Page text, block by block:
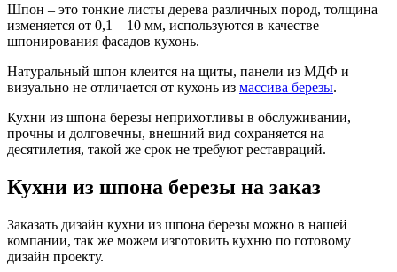
Шпон – это тонкие листы дерева различных пород, толщина
изменяется от 0,1 – 10 мм, используются в качестве
шпонирования фасадов кухонь.
Натуральный шпон клеится на щиты, панели из МДФ и
визуально не отличается от кухонь из массива березы.
Кухни из шпона березы неприхотливы в обслуживании,
прочны и долговечны, внешний вид сохраняется на
десятилетия, такой же срок не требуют реставраций.
Кухни из шпона березы на заказ
Заказать дизайн кухни из шпона березы можно в нашей
компании, так же можем изготовить кухню по готовому
дизайн проекту.